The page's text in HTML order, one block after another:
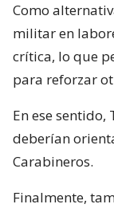
Como
militar en
crítica, lo que
para reforzar
En ese sentido,
deberían
Carabineros.
Finalmente,